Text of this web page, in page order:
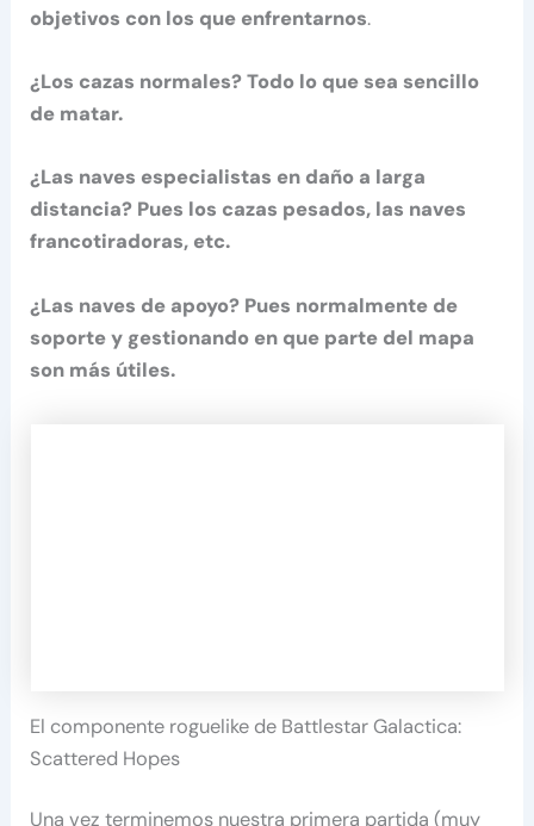
objetivos con los que enfrentarnos.
¿Los cazas normales? Todo lo que sea sencillo
de matar.
¿Las naves especialistas en daño a larga
distancia? Pues los cazas pesados, las naves
francotiradoras, etc.
¿Las naves de apoyo? Pues normalmente de
soporte y gestionando en que parte del mapa
son más útiles.
El componente roguelike de Battlestar Galactica:
Scattered Hopes
Una vez terminemos nuestra primera partida (muy